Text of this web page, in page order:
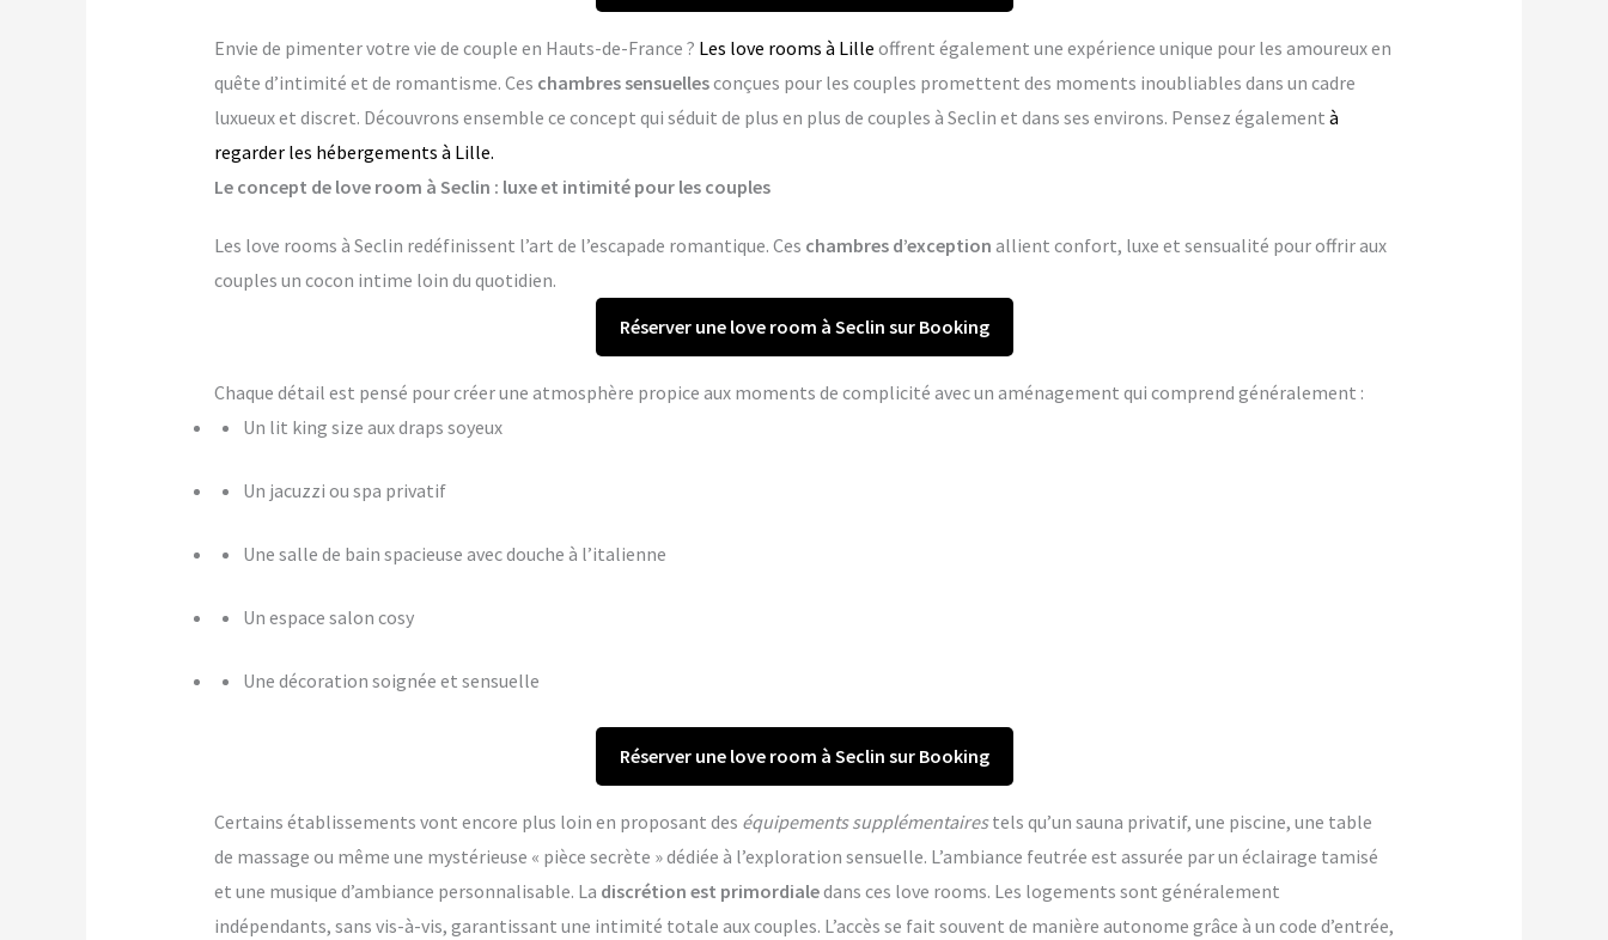
Envie de pimenter votre vie de couple en Hauts-de-France ? Les love rooms à Lille offrent également une expérience unique pour les amoureux en
quête d’intimité et de romantisme. Ces chambres sensuellesconçues pour les couples promettent des moments inoubliables dans un cadre
luxueux et discret. Découvrons ensemble ce concept qui séduit de plus en plus de couples à Seclin et dans ses environs. Pensez également à
regarder les hébergements à Lille.
Le concept de love room à Seclin : luxe et intimité pour les couples
Les love rooms à Seclin redéfinissent l’art de l’escapade romantique. Ces chambres d’exception allient confort, luxe et sensualité pour offrir aux
couples un cocon intime loin du quotidien.
Réserver une love room à Seclin sur Booking
Chaque détail est pensé pour créer une atmosphère propice aux moments de complicité avec un aménagement qui comprend généralement :
Un lit king size aux draps soyeux
Un jacuzzi ou spa privatif
Une salle de bain spacieuse avec douche à l’italienne
Un espace salon cosy
Une décoration soignée et sensuelle
Réserver une love room à Seclin sur Booking
Certains établissements vont encore plus loin en proposant des équipements supplémentairestels qu’un sauna privatif, une piscine, une table
de massage ou même une mystérieuse « pièce secrète » dédiée à l’exploration sensuelle. L’ambiance feutrée est assurée par un éclairage tamisé
et une musique d’ambiance personnalisable. La discrétion est primordialedans ces love rooms. Les logements sont généralement
indépendants, sans vis-à-vis, garantissant une intimité totale aux couples. L’accès se fait souvent de manière autonome grâce à un code d’entrée,